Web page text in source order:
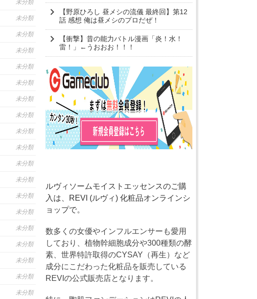
未分類
未分類
未分類
未分類
未分類
未分類
未分類
未分類
未分類
未分類
未分類
未分類
未分類
未分類
未分類
未分類
未分類
未分類
未分類
【野原ひろし 昼メシの流儀 最終回】第12
話 感想 俺は昼メシのプロだぜ！
【衝撃】昔の能力バトル漫画「炎！水！
雷！」←うおおお！！！
ルヴィソームモイストエッセンスのご購
入は、REVI (ルヴィ) 化粧品オンラインシ
ョップで。
数多くの女優やインフルエンサーも愛用
しており、植物幹細胞成分や300種類の酵
素、世界特許取得のCYSAY（再生）など
成分にこだわった化粧品を販売している
REVIの公式販売店となります。